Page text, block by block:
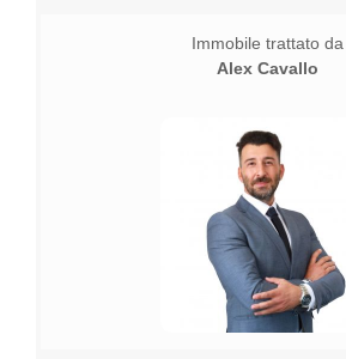
Immobile trattato da
Alex Cavallo